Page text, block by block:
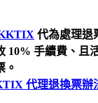
代為處理退
10% 手續費、且
。
代理退換票辦